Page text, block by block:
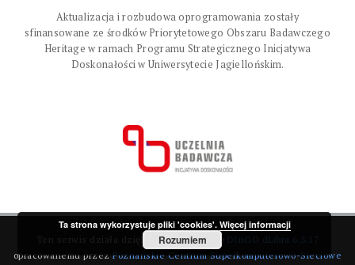
Aktualizacja i rozbudowa oprogramowania zostały
sfinansowane ze środków Priorytetowego Obszaru Badawczego
Heritage w ramach Programu Strategicznego Inicjatywa
Doskonałości w Uniwersytecie Jagiellońskim.
Ten serwis działa dzięki oprogramowaniu DInGO dLibra 6.3.17
opracowanemu przezPoznańskie Centrum Superkomputerowo-Sieciowe
Ta strona wykorzystuje pliki 'cookies'. Więcej informacji
Rozumiem